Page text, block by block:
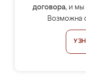
договора, и мы
Возможна